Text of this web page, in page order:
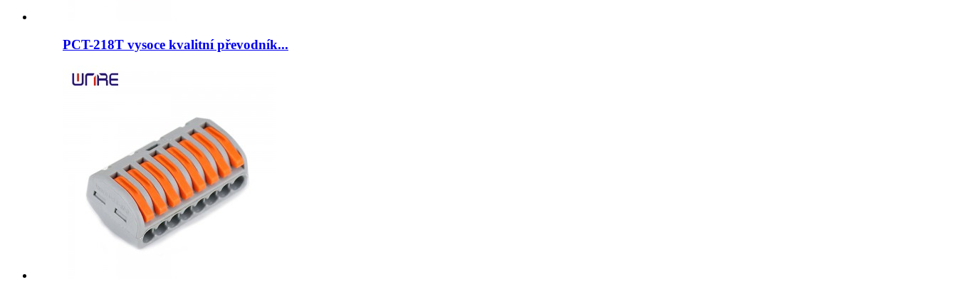
PCT-218T vysoce kvalitní převodník...